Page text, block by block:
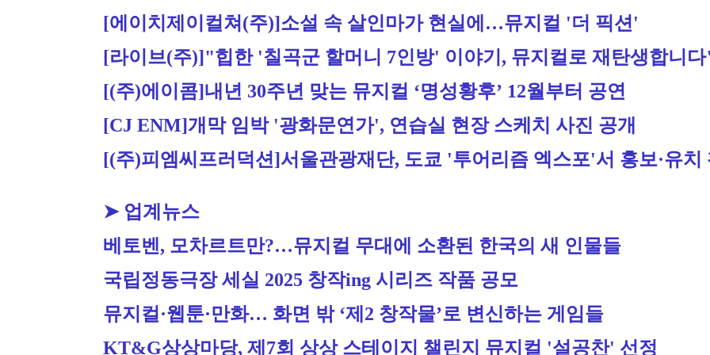
[에이치제이컬쳐(주)]소설 속 살인마가 현실에…뮤지컬 '더 픽션'
[라이브(주)]"힙한 '칠곡군 할머니 7인방' 이야기, 뮤지컬로 재탄생합니
[(주)에이콤]내년 30주년 맞는 뮤지컬 ‘명성황후’ 12월부터 공연
[CJ ENM]개막 임박 '광화문연가', 연습실 현장 스케치 사진 공개
[(주)피엠씨프러덕션]서울관광재단, 도쿄 '투어리즘 엑스포'서 홍보·유치
➤ 업계뉴스
베토벤, 모차르트만?…뮤지컬 무대에 소환된 한국의 새 인물들
국립정동극장 세실 2025 창작ing 시리즈 작품 공모
뮤지컬·웹툰·만화… 화면 밖 ‘제2 창작물’로 변신하는 게임들
KT&G상상마당, 제7회 상상 스테이지 챌린지 뮤지컬 '설공찬' 선정